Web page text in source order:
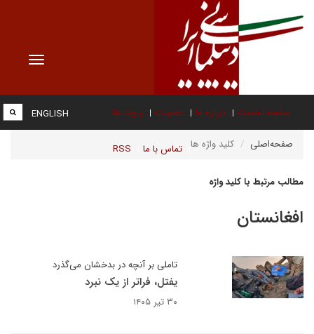
Toggle
صفحه نخست درباره ما عضویت پیوند ها
تماس با ما RSS
ENGLISH
صفحه‌اصلی کلید واژه ها
مطالب مرتبط با کلید واژه
افغانستان
تاملی بر آنچه در بدخشان می‌گذرد
یفتل، فراتر از یک نبرد
۳۰ تیر ۱۴۰۵